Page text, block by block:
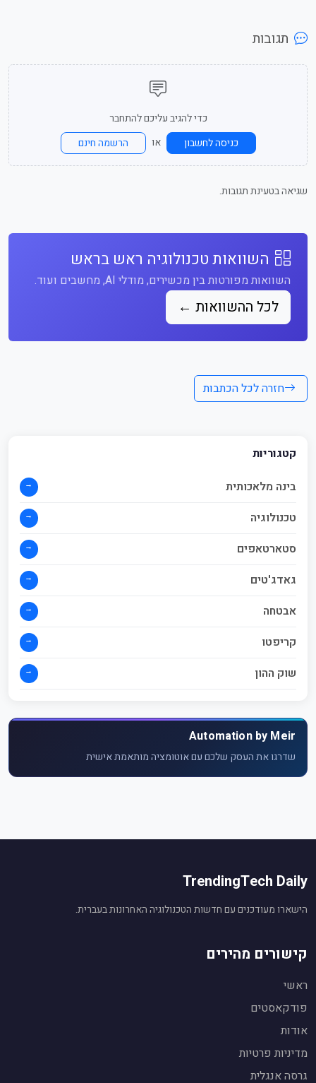
תגובות
כדי להגיב עליכם להתחבר
כניסה לחשבון
או הרשמה חינם
שגיאה בטעינת תגובות.
השוואות טכנולוגיה ראש בראש
השוואות מפורטות בין מכשירים, מודלי AI, מחשבים ועוד.
לכל ההשוואות ←
חזרה לכל הכתבות
קטגוריות
בינה מלאכותית
→
טכנולוגיה →
סטארטאפים →
גאדג'טים →
אבטחה →
קריפטו →
שוק ההון →
Automation by Meir
שדרגו את העסק שלכם עם אוטומציה מותאמת אישית
TrendingTech Daily
הישארו מעודכנים עם חדשות הטכנולוגיה האחרונות בעברית.
קישורים מהירים
ראשי
פודקאסטים
אודות
מדיניות פרטיות
גרסה אנגלית